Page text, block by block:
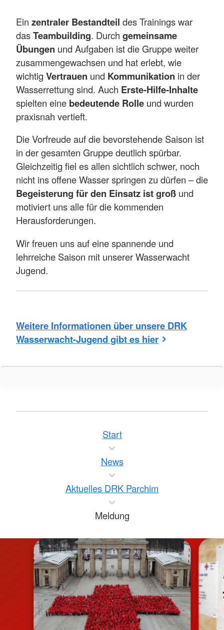
Ein zentraler Bestandteil des Trainings war
dasTeambuilding. Durch gemeinsame
Übungen und Aufgaben ist die Gruppe weiter
zusammengewachsen und hat erlebt, wie
wichtig Vertrauen und Kommunikation in der
Wasserrettung sind. Auch Erste-Hilfe-Inhalte
spielten eine bedeutende Rolle und wurden
praxisnah vertieft.
Die Vorfreude auf die bevorstehende Saison ist
in der gesamten Gruppe deutlich spürbar.
Gleichzeitig fiel es allen sichtlich schwer, noch
nicht ins offene Wasser springen zu dürfen – die
Begeisterung für den Einsatz ist groß und
motiviert uns alle für die kommenden
Herausforderungen.
Wir freuen uns auf eine spannende und
lehrreiche Saison mit unserer Wasserwacht
Jugend.
Weitere Informationen über unsere DRK
Wasserwacht-Jugend gibt es hier
Start
News
Aktuelles DRK Parchim
Meldung